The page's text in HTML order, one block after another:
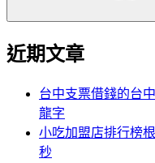
近期文章
台中支票借錢的台
龍字
小吃加盟店排行榜
秒